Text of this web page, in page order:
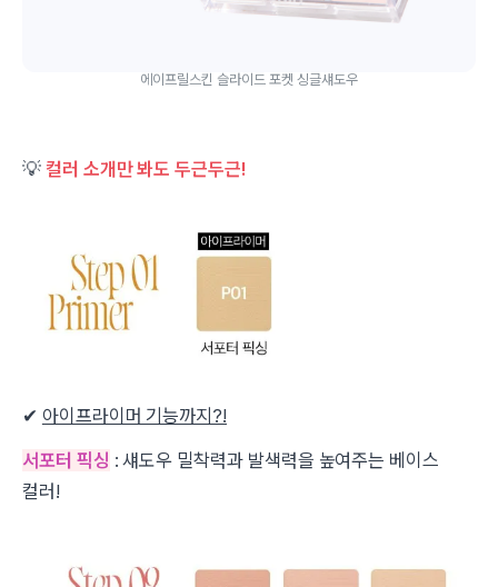
에이프릴스킨 슬라이드 포켓 싱글섀도우
💡컬러 소개만 봐도 두근두근!
✔ 아이프라이머 기능까지?!
서포터 픽싱 : 섀도우 밀착력과 발색력을 높여주는 베이스
컬러!